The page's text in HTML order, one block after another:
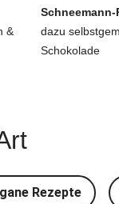
&
Schneemann-
dazu
Schokolade
Rezepte